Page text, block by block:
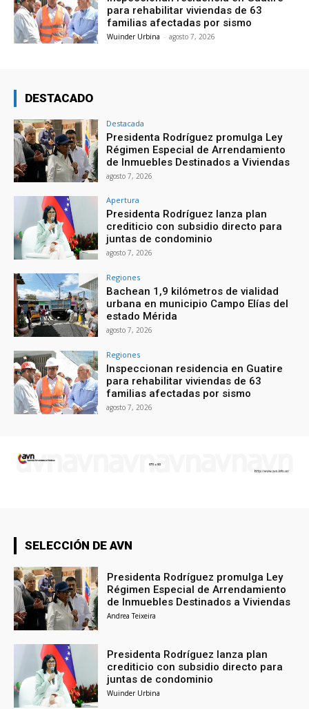
para rehabilitar viviendas de 63
familias afectadas por sismo
Wuinder Urbina - agosto 7, 2026
DESTACADO
Destacada
Presidenta Rodríguez promulga Ley
Régimen Especial de Arrendamiento
de Inmuebles Destinados a Viviendas
agosto 7, 2026
Apertura
Presidenta Rodríguez lanza plan
crediticio con subsidio directo para
juntas de condominio
agosto 7, 2026
Regiones
Bachean 1,9 kilómetros de vialidad
urbana en municipio Campo Elías del
estado Mérida
agosto 7, 2026
Regiones
Inspeccionan residencia en Guatire
para rehabilitar viviendas de 63
familias afectadas por sismo
agosto 7, 2026
SELECCIÓN DE AVN
Presidenta Rodríguez promulga Ley
Régimen Especial de Arrendamiento
de Inmuebles Destinados a Viviendas
Andrea Teixeira
Presidenta Rodríguez lanza plan
crediticio con subsidio directo para
juntas de condominio
Wuinder Urbina